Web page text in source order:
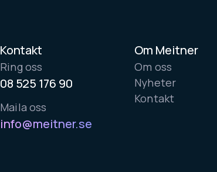
Kontakt
Ring oss
08 525 176 90
Maila oss
info@meitner.se
Om Meitner
Om oss
Nyheter
Kontakt